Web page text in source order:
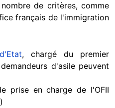
de critères, comme
français de l'immigration
, chargé du premier
d'asile peuvent
prise en charge de l'OFII